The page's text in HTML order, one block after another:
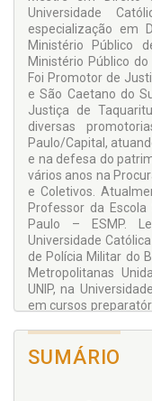
Universidade
especialização em
Ministério Público
Ministério Público
Foi Promotor de
e São Caetano do
Justiça de
diversas
Paulo/Capital,
e na defesa do
vários anos na
e Coletivos.
Professor da
Paulo – ESMP.
Universidade
de Polícia Militar do
Metropolitanas
UNIP, na
em cursos
SUMÁRIO